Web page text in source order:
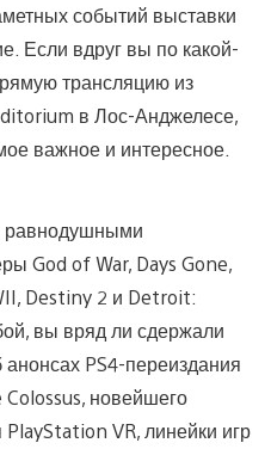
событий выставки
Если вдруг вы по какой-
трансляцию из
в Лос-Анджелесе,
важное и интересное.
равнодушными
God of War, Days Gone,
Destiny 2 и Detroit:
вы вряд ли сдержали
PS4-переиздания
новейшего
VR, линейки игр